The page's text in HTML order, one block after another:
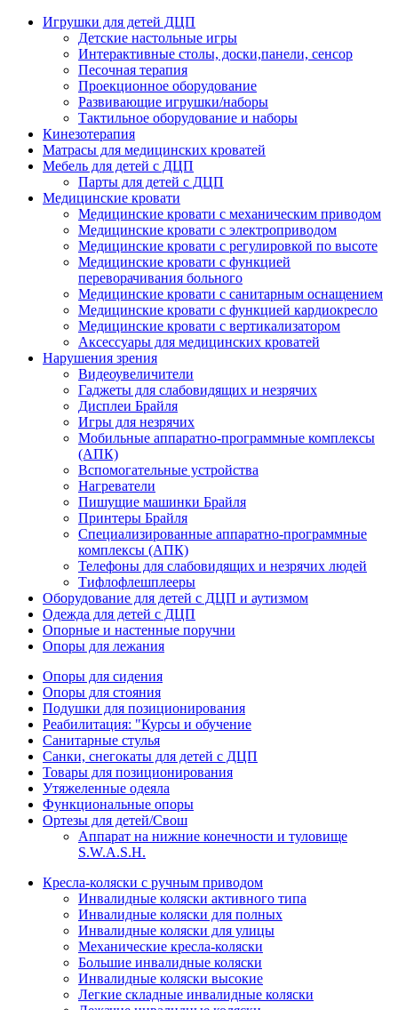
Игрушки для детей ДЦП
Детские настольные игры
Интерактивные столы, доски,панели, сенсор
Песочная терапия
Проекционное оборудование
Развивающие игрушки/наборы
Тактильное оборудование и наборы
Кинезотерапия
Матрасы для медицинских кроватей
Мебель для детей с ДЦП
Парты для детей с ДЦП
Медицинские кровати
Медицинские кровати с механическим приводом
Медицинские кровати с электроприводом
Медицинские кровати с регулировкой по высоте
Медицинские кровати с функцией
переворачивания больного
Медицинские кровати с санитарным оснащением
Медицинские кровати с функцией кардиокресло
Медицинские кровати с вертикализатором
Аксессуары для медицинских кроватей
Нарушения зрения
Видеоувеличители
Гаджеты для слабовидящих и незрячих
Дисплеи Брайля
Игры для незрячих
Мобильные аппаратно-программные комплексы
(АПК)
Вспомогательные устройства
Нагреватели
Пишущие машинки Брайля
Принтеры Брайля
Специализированные аппаратно-программные
комплексы (АПК)
Телефоны для слабовидящих и незрячих людей
Тифлофлешплееры
Оборудование для детей с ДЦП и аутизмом
Одежда для детей с ДЦП
Опорные и настенные поручни
Опоры для лежания
Опоры для сидения
Опоры для стояния
Подушки для позиционирования
Реабилитация: "Курсы и обучение
Санитарные стулья
Санки, снегокаты для детей с ДЦП
Товары для позиционирования
Утяжеленные одеяла
Функциональные опоры
Ортезы для детей/Свош
Аппарат на нижние конечности и туловище
S.W.A.S.H.
Кресла-коляски с ручным приводом
Инвалидные коляски активного типа
Инвалидные коляски для полных
Инвалидные коляски для улицы
Механические кресла-коляски
Большие инвалидные коляски
Инвалидные коляски высокие
Легкие складные инвалидные коляски